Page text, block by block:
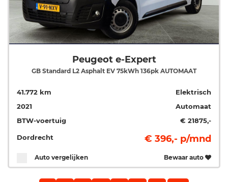
Peugeot e-Expert
GB Standard L2 Asphalt EV 75kWh 136pk AUTOMAAT
41.772 km
Elektrisch
2021
Automaat
BTW-voertuig
€ 21875,-
Dordrecht € 396,- p/mnd
Auto vergelijken Bewaar auto